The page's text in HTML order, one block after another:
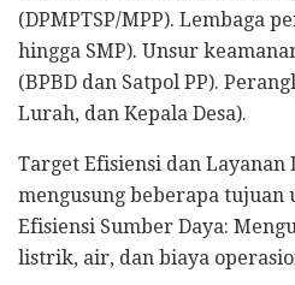
(DPMPTSP/MPP). Lembaga
hingga SMP). Unsur
(BPBD dan Satpol PP).
Lurah, dan Kepala Desa).
Target Efisiensi dan
mengusung beberapa tujuan
Efisiensi Sumber Daya:
listrik, air, dan biaya